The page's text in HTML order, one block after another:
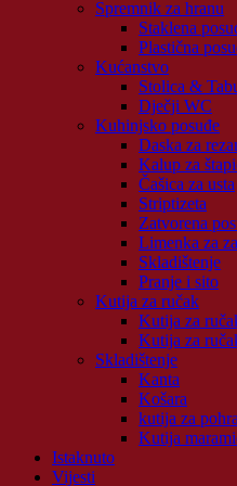
Spremnik za hranu
Staklena
Plastična
Kućanstvo
Stolica &
Dječji WC
Kuhinjsko posuđe
Daska za
Kalup za
Čašica za usta
Striptizeta
Zatvorena
Limenka za
Skladištenje
Pranje i sito
Kutija za ručak
Kutija za
Kutija za
Skladištenje
Kanta
Košara
kutija za
Kutija
Istaknuto
Vijesti